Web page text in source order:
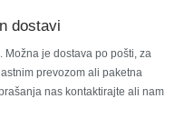
dostavi
je dostava po pošti, za
prevozom ali paketna
nas kontaktirajte ali nam